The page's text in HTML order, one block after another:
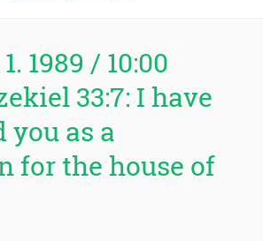
1989 / 10:00
33:7: I have
you as a
for the house of